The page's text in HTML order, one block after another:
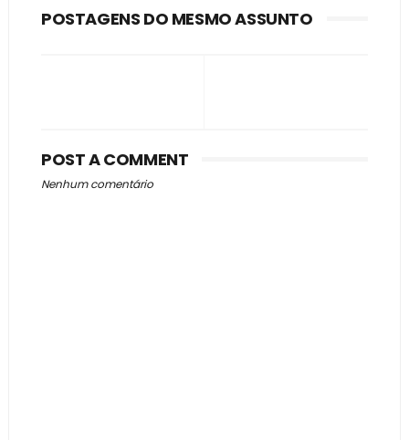
POSTAGENS DO MESMO ASSUNTO
POST A COMMENT
Nenhum comentário